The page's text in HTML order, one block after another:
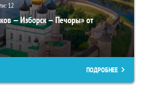
12
— Изборск — Печоры» от
ПОДРОБНЕЕ